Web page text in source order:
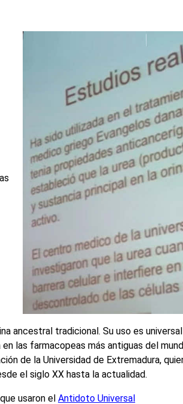
ancestral tradicional. Su uso es
las farmacopeas más antiguas del
de la Universidad de Extremadura,
el siglo XX hasta la actualidad.
usaron el Antidoto Universal